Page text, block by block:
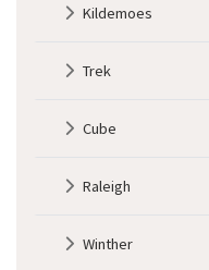
Kildemoes
Trek
Cube
Raleigh
Winther